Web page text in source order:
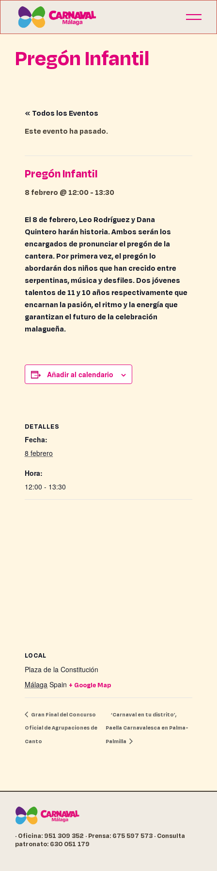
Pregón Infantil
« Todos los Eventos
Este evento ha pasado.
Pregón Infantil
8 febrero @ 12:00-13:30
El8 de febrero,Leo Rodríguez y Dana
Quintero harán historia. Ambos serán los
encargados de pronunciar el pregón de la
cantera. Por primera vez, el pregón lo
abordarán dos niños que han crecido entre
serpentinas, música y desfiles. Dos jóvenes
talentos de 11 y 10 años respectivamente que
encarnan la pasión, el ritmo y la energía que
garantizan el futuro de la celebración
malagueña.
Añadir al calendario
DETALLES
Fecha:
8 febrero
Hora:
12:00 - 13:30
LOCAL
Plaza de la Constitución
Málaga Spain + Google Map
Gran Final del Concurso
Oficial de Agrupaciones de
Canto
‘Carnaval en tu distrito’,
Paella Carnavalesca en Palma-
Palmilla
· Oficina: 951 309 352 · Prensa: 675 597 573 · Consulta
patronato: 630 051 179